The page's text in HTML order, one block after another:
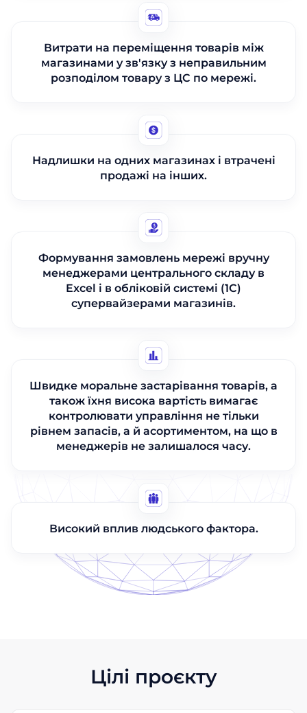
Витрати на переміщення товарів між
магазинами у зв'язку з неправильним
розподілом товару з ЦС по мережі.
Надлишки на одних магазинах і втрачені
продажі на інших.
Формування замовлень мережі вручну
менеджерами центрального складу в
Excel і в обліковій системі (1С)
супервайзерами магазинів.
Швидке моральне застарівання товарів, а
також їхня висока вартість вимагає
контролювати управління не тільки
рівнем запасів, а й асортиментом, на що в
менеджерів не залишалося часу.
Високий вплив людського фактора.
Цілі проєкту